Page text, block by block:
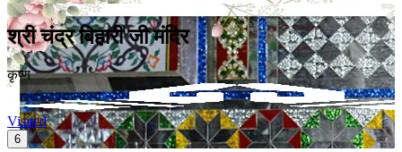
श्री चंद्र बिहारी जी मंदिर
कृष्ण
Visited
6